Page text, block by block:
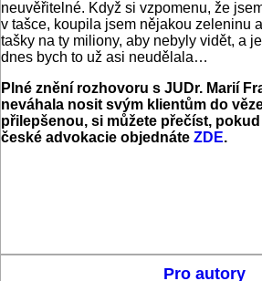
neuvěřitelné. Když si vzpomenu, že
v tašce, koupila jsem nějakou zeleninu
tašky na ty miliony, aby nebyly vidět, a
dnes bych to už asi neudělala…
Plné znění rozhovoru s JUDr. Marií
neváhala nosit svým klientům do
přilepšenou, si můžete přečíst,
české advokacie objednáte ZDE.
Pro autory